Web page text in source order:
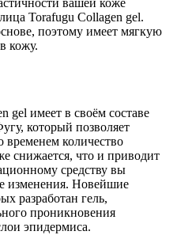
вашей коже
Torafugu Collagen gel.
поэтому имеет мягкую
кожу.
gel имеет в своём составе
который позволяет
временем количество
снижается, что и приводит
средству вы
изменения. Новейшие
разработан гель,
проникновения
эпидермиса.